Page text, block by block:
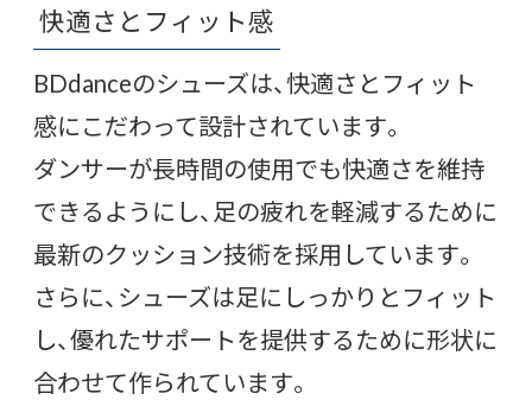
快適さとフィット感
BDdanceのシューズは、快適さとフィット
感にこだわって設計されています。
ダンサーが長時間の使用でも快適さを維持
できるようにし、足の疲れを軽減するために
最新のクッション技術を採用しています。
さらに、シューズは足にしっかりとフィット
し、優れたサポートを提供するために形状に
合わせて作られています。